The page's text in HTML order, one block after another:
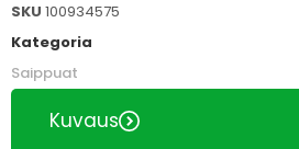
SKU 100934575
Kategoria
Saippuat
Kuvaus